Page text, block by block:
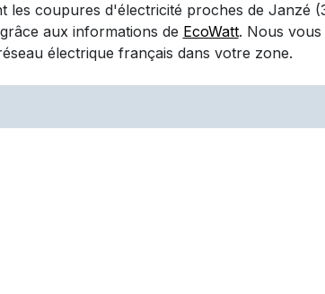
les coupures d'électricité proches de Janzé
aux informations de EcoWatt. Nous
électrique français dans votre zone.